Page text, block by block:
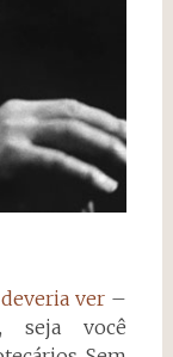
ver –
seja você